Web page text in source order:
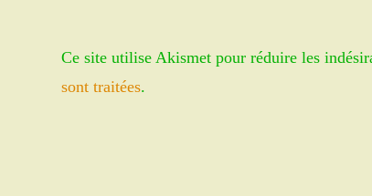
to
Ce site utilise Akismet pour réduire les
sont traitées.